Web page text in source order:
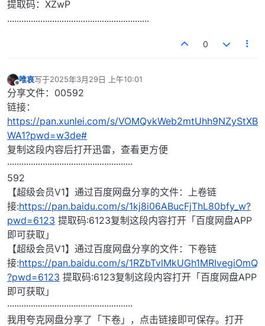
提取码：XZwP
............................................................
0
离线
唯哀写于2025年3月29日 上午10:01
最后由 编辑
分享文件：00592
链接：
https://pan.xunlei.com/s/VOMQvkWeb2mtUhh9NZyStXB
WA1?pwd=w3de#
复制这段内容后打开迅雷，查看更方便
·····················································
592
【超级会员V1】通过百度网盘分享的文件：上卷链
接:https://pan.baidu.com/s/1kj8i06ABucFjThL80bfy_w?
pwd=6123 提取码:6123复制这段内容打开「百度网盘APP
即可获取」
【超级会员V1】通过百度网盘分享的文件：下卷链
接:https://pan.baidu.com/s/1RZbTvlMkUGh1MRIvegiOmQ
?pwd=6123 提取码:6123复制这段内容打开「百度网盘APP
即可获取」
·····················································
我用夸克网盘分享了「下卷」，点击链接即可保存。打开